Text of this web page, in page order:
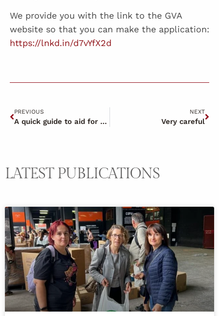
We provide you with the link to the GVA
website so that you can make the application:
https://lnkd.in/d7vYfX2d
PREVIOUS
A quick guide to aid for those affected by the DANA
NEXT
Very careful
LATEST PUBLICATIONS